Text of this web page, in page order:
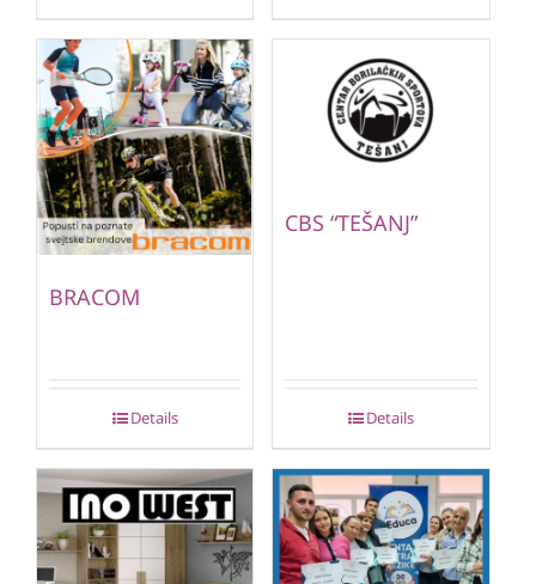
BRACOM
Details
CBS “TEŠANJ”
Details